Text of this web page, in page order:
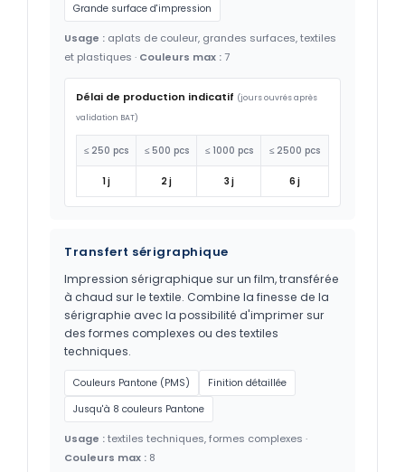
Grande surface d'impression
Usage : aplats de couleur, grandes surfaces, textiles
et plastiques · Couleurs max :7
Délai de production indicatif (jours ouvrés après
validation BAT)
≤ 250 pcs ≤ 500 pcs ≤ 1000 pcs ≤ 2500 pcs
1 j 2 j 3 j 6 j
Transfert sérigraphique
Impression sérigraphique sur un film, transférée
à chaud sur le textile. Combine la finesse de la
sérigraphie avec la possibilité d'imprimer sur
des formes complexes ou des textiles
techniques.
Couleurs Pantone (PMS)
Finition détaillée
Jusqu'à 8 couleurs Pantone
Usage :textiles techniques, formes complexes ·
Couleurs max : 8